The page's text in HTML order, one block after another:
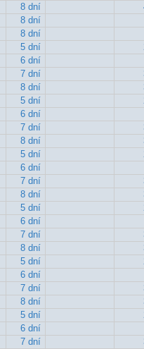
8 dní
8 dní
8 dní
5 dní
6 dní
7 dní
8 dní
5 dní
6 dní
7 dní
8 dní
5 dní
6 dní
7 dní
8 dní
5 dní
6 dní
7 dní
8 dní
5 dní
6 dní
7 dní
8 dní
5 dní
6 dní
7 dní